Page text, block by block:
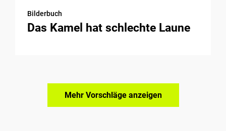
Bilderbuch
Das Kamel hat schlechte Laune
Mehr Vorschläge anzeigen